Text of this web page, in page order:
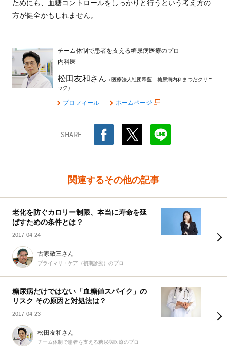
ためにも、血糖コントロールをしっかりと行うという考え方の
方が健全かもしれません。
チーム体制で患者を支える糖尿病医療のプロ
内科医
松田友和さん （医療法人社団翠藍 糖尿病内科まつだクリニ
ック）
プロフィール ホームページ
SHARE
関連するその他の記事
老化を防ぐカロリー制限、本当に寿命を延
ばすための条件とは？
2017-04-24
古家敬三さん
プライマリ・ケア（初期診療）のプロ
糖尿病だけではない「血糖値スパイク」の
リスク その原因と対処法は？
2017-04-23
松田友和さん
チーム体制で患者を支える糖尿病医療のプロ